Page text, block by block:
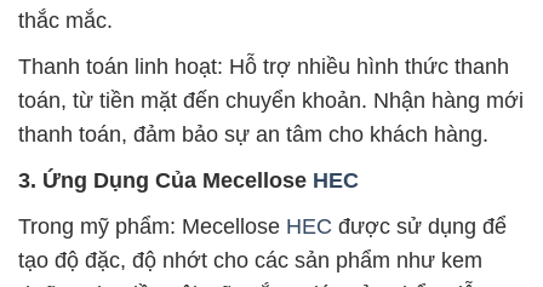
thắc mắc.
Thanh toán linh hoạt: Hỗ trợ nhiều hình thức thanh
toán, từ tiền mặt đến chuyển khoản. Nhận hàng mới
thanh toán, đảm bảo sự an tâm cho khách hàng.
3. Ứng Dụng Của Mecellose HEC
Trong mỹ phẩm: Mecellose HEC được sử dụng để
tạo độ đặc, độ nhớt cho các sản phẩm như kem